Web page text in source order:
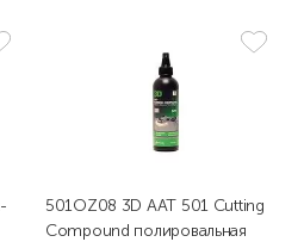
501OZ08 3D AAT 501 Cutting
Compound полировальная